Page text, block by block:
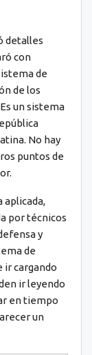
detalles
con
de
de los
un sistema
No hay
puntos de
aplicada,
por técnicos
y
de
ir cargando
ir leyendo
en tiempo
un